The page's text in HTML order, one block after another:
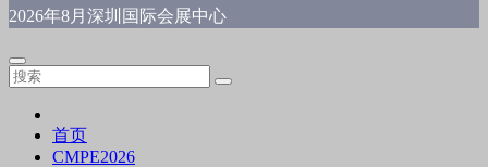
2026年8月深圳国际会展中心
首页
CMPE2026